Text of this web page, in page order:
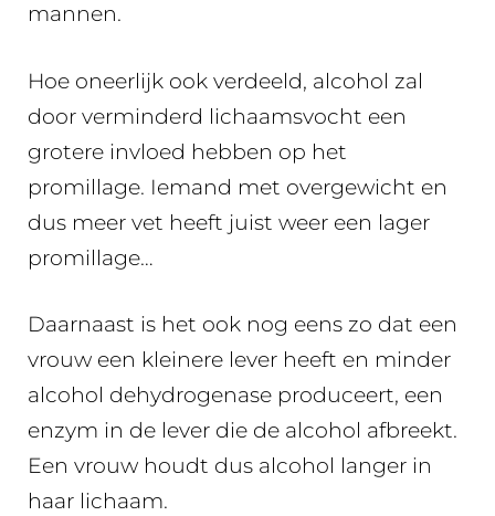
mannen.
Hoe oneerlijk ook verdeeld, alcohol zal
door verminderd lichaamsvocht een
grotere invloed hebben op het
promillage. Iemand met overgewicht en
dus meer vet heeft juist weer een lager
promillage…
Daarnaast is het ook nog eens zo dat een
vrouw een kleinere lever heeft en minder
alcohol dehydrogenase produceert, een
enzym in de lever die de alcohol afbreekt.
Een vrouw houdt dus alcohol langer in
haar lichaam.